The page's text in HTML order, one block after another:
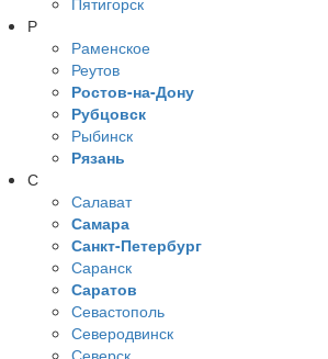
Р
Раменское
Реутов
Ростов-на-Дону
Рубцовск
Рыбинск
Рязань
С
Салават
Самара
Санкт-Петербург
Саранск
Саратов
Севастополь
Северодвинск
Северск